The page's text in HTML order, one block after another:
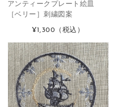
アンティークプレート絵皿
［ベリー］刺繍図案
¥1,300 （税込）